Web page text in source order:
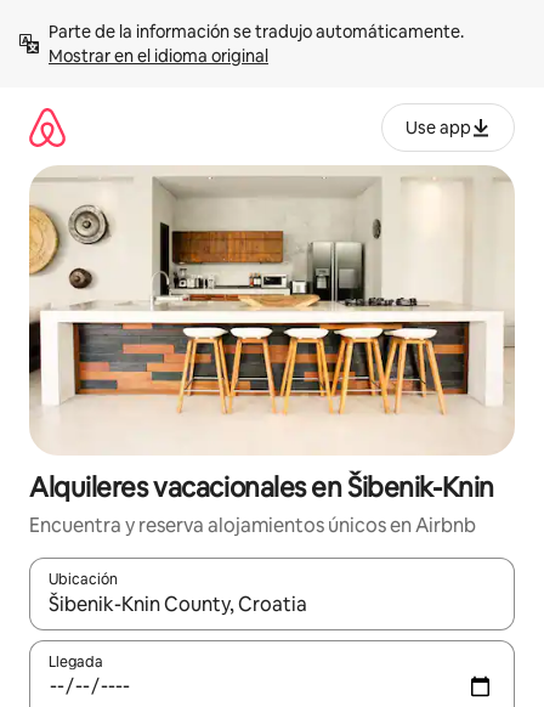
contenidoMostrar en el idioma original
Use app
Alquileres vacacionales en Šibenik-Knin
Encuentra y reserva alojamientos únicos en Airbnb
Ubicación
Cuando los resultados estén disponibles, navega con las
Llegada